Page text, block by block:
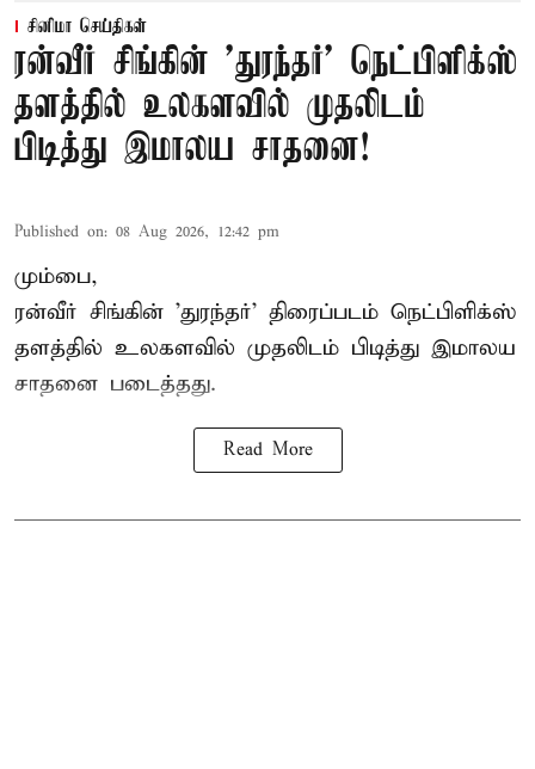
சினிமா செய்திகள்
ரன்வீர் சிங்கின் 'துரந்தர்' நெட்பிளிக்ஸ்
தளத்தில் உலகளவில் முதலிடம்
பிடித்து இமாலய சாதனை!
Published on: 08 Aug 2026, 12:42 pm
மும்பை,
ரன்வீர் சிங்கின் 'துரந்தர்' திரைப்படம் நெட்பிளிக்ஸ்
தளத்தில் உலகளவில் முதலிடம் பிடித்து இமாலய
சாதனை படைத்தது.
Read More